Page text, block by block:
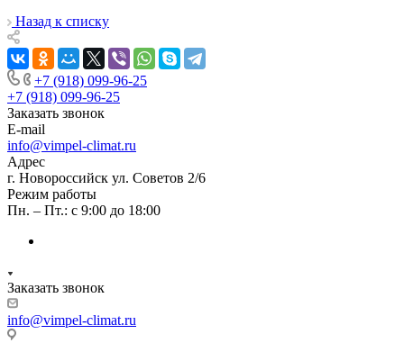
Назад к списку
+7 (918) 099-96-25
+7 (918) 099-96-25
Заказать звонок
E-mail
info@vimpel-climat.ru
Адрес
г. Новороссийск ул. Советов 2/6
Режим работы
Пн. – Пт.: с 9:00 до 18:00
Заказать звонок
info@vimpel-climat.ru